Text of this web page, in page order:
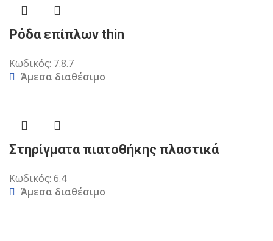
Ρόδα επίπλων thin
Κωδικός: 7.8.7
Άμεσα διαθέσιμο
Στηρίγματα πιατοθήκης πλαστικά
Κωδικός: 6.4
Άμεσα διαθέσιμο